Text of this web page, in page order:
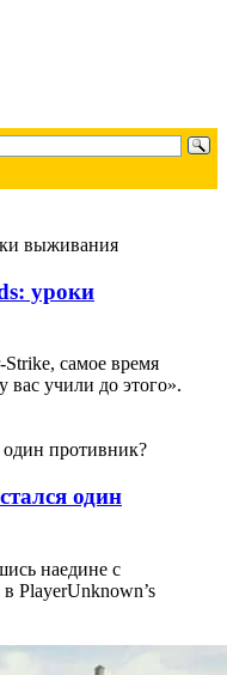
уроки
самое время
вас учили до этого».
один
наедине с
PlayerUnknown’s